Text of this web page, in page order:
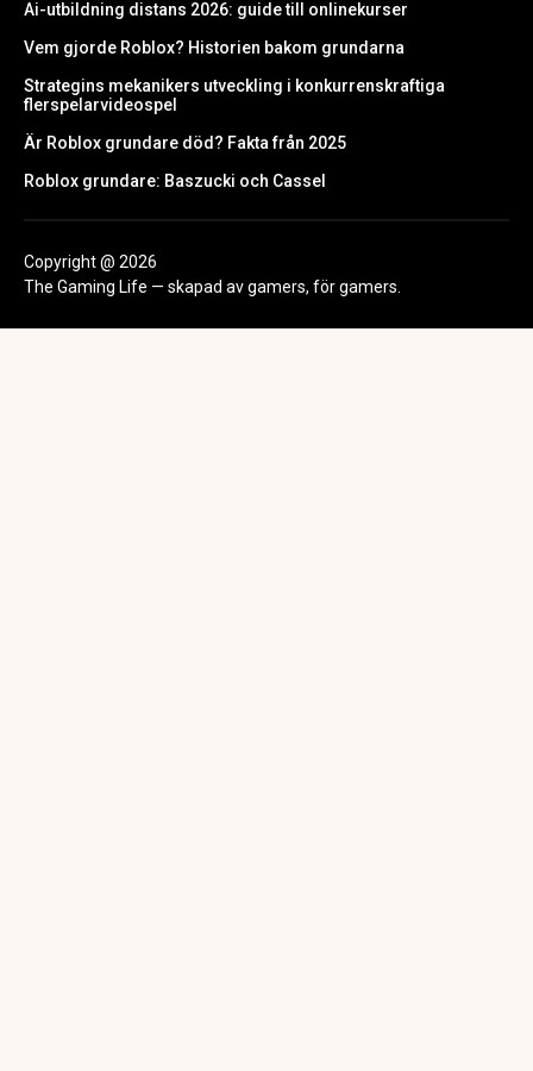
Ai-utbildning distans 2026: guide till onlinekurser
Vem gjorde Roblox? Historien bakom grundarna
Strategins mekanikers utveckling i konkurrenskraftiga
flerspelarvideospel
Är Roblox grundare död? Fakta från 2025
Roblox grundare: Baszucki och Cassel
Copyright @ 2026
The Gaming Life — skapad av gamers, för gamers.